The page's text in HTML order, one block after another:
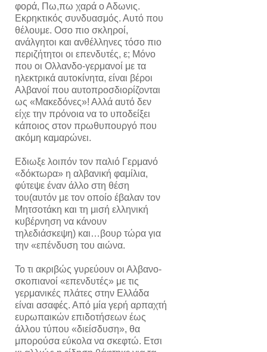
φορά, Πω,πω χαρά ο Αδωνις.
Εκρηκτικός συνδυασμός. Αυτό που
θέλουμε. Οσο πιο σκληροί,
ανάλγητοι και ανθέλληνες τόσο πιο
περιζήτητοι οι επενδυτές, ε; Μόνο
που οι Ολλανδο-γερμανοί με τα
ηλεκτρικά αυτοκίνητα, είναι βέροι
Αλβανοί που αυτοπροσδιορίζονται
ως «Μακεδόνες»! Αλλά αυτό δεν
είχε την πρόνοια να το υποδείξει
κάποιος στον πρωθυπουργό που
ακόμη καμαρώνει.
Εδιωξε λοιπόν τον παλιό Γερμανό
«δόκτωρα» η αλβανική φαμίλια,
φύτεψε έναν άλλο στη θέση
του(αυτόν με τον οποίο έβαλαν τον
Μητσοτάκη και τη μισή ελληνική
κυβέρνηση να κάνουν
τηλεδιάσκεψη) και…βουρ τώρα για
την «επένδυση του αιώνα.
Το τι ακριβώς γυρεύουν οι Αλβανο-
σκοπιανοί «επενδυτές» με τις
γερμανικές πλάτες στην Ελλάδα
είναι ασαφές. Από μία γερή αρπαχτή
ευρωπαικών επιδοτήσεων έως
άλλου τύπου «διείσδυση», θα
μπορούσα εύκολα να σκεφτώ. Ετσι